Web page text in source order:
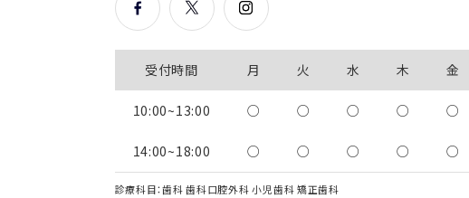
受付時間 月 火 水 木 金
10:00~13:00 ○ ○ ○ ○ ○
14:00~18:00 ○ ○ ○ ○ ○
診療科目：歯科 歯科口腔外科 小児歯科 矯正歯科